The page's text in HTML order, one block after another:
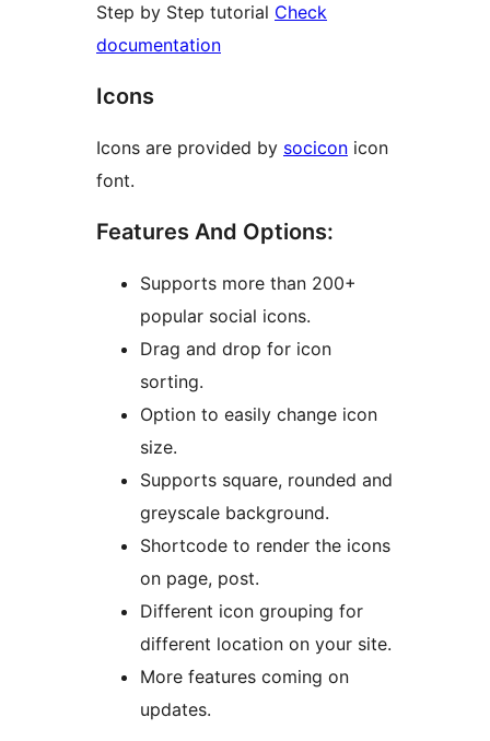
Step by Step tutorial Check
documentation
Icons
Icons are provided by socicon icon
font.
Features And Options:
Supports more than 200+
popular social icons.
Drag and drop for icon
sorting.
Option to easily change icon
size.
Supports square, rounded and
greyscale background.
Shortcode to render the icons
on page, post.
Different icon grouping for
different location on your site.
More features coming on
updates.